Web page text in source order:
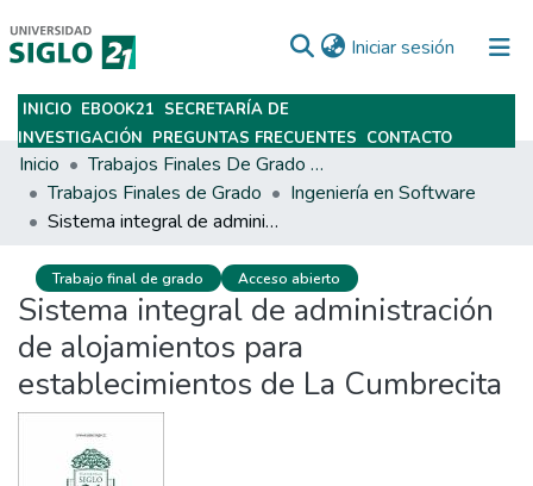
Iniciar sesión (current)
Subir
INICIO EBOOK21 SECRETARÍA DE
INVESTIGACIÓN PREGUNTAS FRECUENTES CONTACTO
Inicio
Trabajos Finales De Grado Y Posgrado
Trabajos Finales de Grado
Ingeniería en Software
Sistema integral de administración de alojamientos para establecimientos de La Cumbrecita
Trabajo final de grado Acceso abierto
Sistema integral de administración
de alojamientos para
establecimientos de La Cumbrecita